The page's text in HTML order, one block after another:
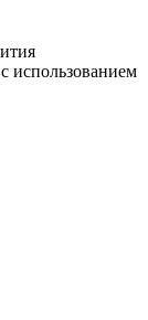
использованием